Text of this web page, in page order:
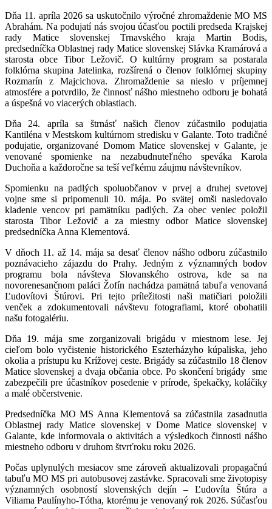
Dňa 11. apríla 2026 sa uskutočnilo výročné zhromaždenie MO MS
Abrahám. Na podujatí nás svojou účasťou poctili predseda Krajskej
rady Matice slovenskej Trnavského kraja Martin Bodis,
predsedníčka Oblastnej rady Matice slovenskej Slávka Kramárová a
starosta obce Tibor Ležovič. O kultúrny program sa postarala
folklórna skupina Jatelinka, rozšírená o členov folklórnej skupiny
Rozmarín z Majcichova. Zhromaždenie sa nieslo v príjemnej
atmosfére a potvrdilo, že činnosť nášho miestneho odboru je bohatá
a úspešná vo viacerých oblastiach.
Dňa 24. apríla sa štrnásť našich členov zúčastnilo podujatia
Kantiléna v Mestskom kultúrnom stredisku v Galante. Toto tradičné
podujatie, organizované Domom Matice slovenskej v Galante, je
venované spomienke na nezabudnuteľného speváka Karola
Duchoňa a každoročne sa teší veľkému záujmu návštevníkov.
Spomienku na padlých spoluobčanov v prvej a druhej svetovej
vojne sme si pripomenuli 10. mája. Po svätej omši nasledovalo
kladenie vencov pri pamätníku padlých. Za obec veniec položil
starosta Tibor Ležovič a za miestny odbor Matice slovenskej
predsedníčka Anna Klementová.
V dňoch 11. až 14. mája sa desať členov nášho odboru zúčastnilo
poznávacieho zájazdu do Prahy. Jedným z významných bodov
programu bola návšteva Slovanského ostrova, kde sa na
novorenesančnom paláci Žofín nachádza pamätná tabuľa venovaná
Ľudovítovi Štúrovi. Pri tejto príležitosti naši matičiari položili
venček a zdokumentovali návštevu fotografiami, ktoré obohatili
našu fotogalériu.
Dňa 19. mája sme zorganizovali brigádu v miestnom lese. Jej
cieľom bolo vyčistenie historického Eszterházyho kúpaliska, jeho
okolia a prístupu ku Krížovej ceste. Brigády sa zúčastnilo 18 členov
Matice slovenskej a dvaja občania obce. Po skončení brigády sme
zabezpečili pre účastníkov posedenie v prírode, špekačky, koláčiky
a malé občerstvenie.
Predsedníčka MO MS Anna Klementová sa zúčastnila zasadnutia
Oblastnej rady Matice slovenskej v Dome Matice slovenskej v
Galante, kde informovala o aktivitách a výsledkoch činnosti nášho
miestneho odboru v druhom štvrťroku roku 2026.
Počas uplynulých mesiacov sme zároveň aktualizovali propagačnú
tabuľu MO MS pri autobusovej zastávke. Spracovali sme životopisy
významných osobností slovenských dejín – Ľudovíta Štúra a
Viliama Paulínyho-Tótha, ktorému je venovaný rok 2026. Súčasťou